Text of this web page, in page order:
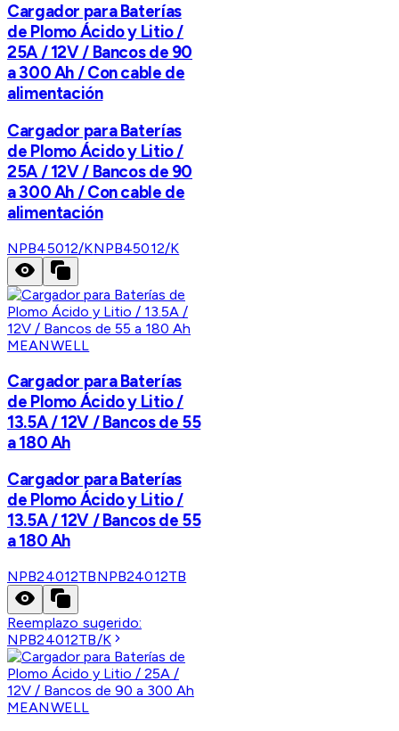
Cargador para Baterías
de Plomo Ácido y Litio /
25A / 12V / Bancos de 90
a 300 Ah / Con cable de
alimentación
Cargador para Baterías
de Plomo Ácido y Litio /
25A / 12V / Bancos de 90
a 300 Ah / Con cable de
alimentación
NPB45012/KNPB45012/K
MEANWELL
Cargador para Baterías
de Plomo Ácido y Litio /
13.5A / 12V / Bancos de 55
a 180 Ah
Cargador para Baterías
de Plomo Ácido y Litio /
13.5A / 12V / Bancos de 55
a 180 Ah
NPB24012TBNPB24012TB
Reemplazo sugerido:
NPB24012TB/K
MEANWELL